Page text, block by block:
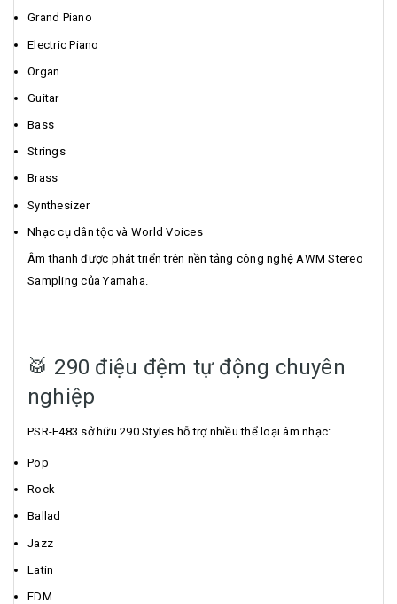
Grand Piano
Electric Piano
Organ
Guitar
Bass
Strings
Brass
Synthesizer
Nhạc cụ dân tộc và World Voices
Âm thanh được phát triển trên nền tảng công nghệ AWM Stereo
Sampling của Yamaha.
🥁 290 điệu đệm tự động chuyên
nghiệp
PSR-E483 sở hữu 290 Styles hỗ trợ nhiều thể loại âm nhạc:
Pop
Rock
Ballad
Jazz
Latin
EDM